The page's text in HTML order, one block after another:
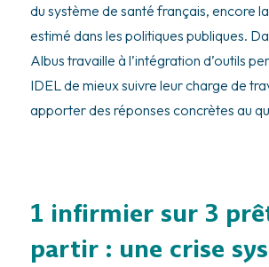
du système de santé français, encore
estimé dans les politiques publiques.
Albus travaille à l’intégration d’outils
IDEL de mieux suivre leur charge de
apporter des réponses concrètes au
1 infirmier sur 3
partir : une crise